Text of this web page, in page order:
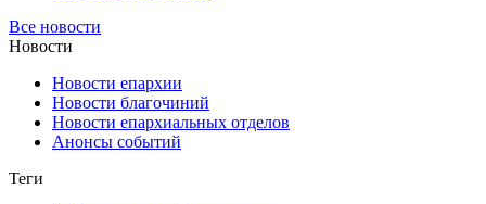
Все новости
Новости
Новости епархии
Новости благочиний
Новости епархиальных отделов
Анонсы событий
Теги